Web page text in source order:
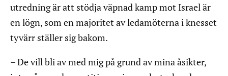
utredning är att stödja väpnad kamp mot Israel är
en lögn, som en majoritet av ledamöterna i knesset
tyvärr ställer sig bakom.
– De vill bli av med mig på grund av mina åsikter,